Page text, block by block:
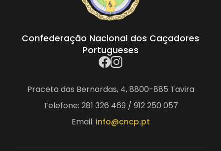
Confederação Nacional dos Caçadores
Portugueses
Praceta das Bernardas, 4, 8800-885 Tavira
Telefone: 281 326 469 / 912 250 057
Email: info@cncp.pt